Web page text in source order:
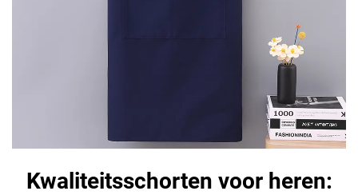
Kwaliteitsschorten voor heren: